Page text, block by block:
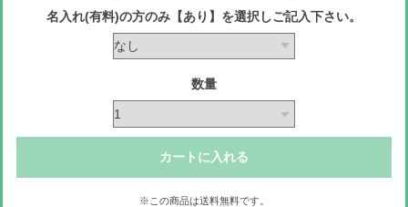
名入れ(有料)の方のみ【あり】を選択しご記入下さい。
数量
カートに入れる
※この商品は送料無料です。